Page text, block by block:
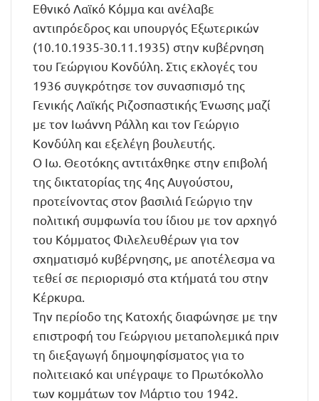
Εθνικό Λαϊκό Κόμμα και ανέλαβε
αντιπρόεδρος και υπουργός Εξωτερικών
(10.10.1935-30.11.1935) στην κυβέρνηση
του Γεώργιου Κονδύλη. Στις εκλογές του
1936 συγκρότησε τον συνασπισμό της
Γενικής Λαϊκής Ριζοσπαστικής Ένωσης μαζί
με τον Ιωάννη Ράλλη και τον Γεώργιο
Κονδύλη και εξελέγη βουλευτής.
Ο Ιω. Θεοτόκης αντιτάχθηκε στην επιβολή
της δικτατορίας της 4ης Αυγούστου,
προτείνοντας στον βασιλιά Γεώργιο την
πολιτική συμφωνία του ίδιου με τον αρχηγό
του Κόμματος Φιλελευθέρων για τον
σχηματισμό κυβέρνησης, με αποτέλεσμα να
τεθεί σε περιορισμό στα κτήματά του στην
Κέρκυρα.
Την περίοδο της Κατοχής διαφώνησε με την
επιστροφή του Γεώργιου μεταπολεμικά πριν
τη διεξαγωγή δημοψηφίσματος για το
πολιτειακό και υπέγραψε το Πρωτόκολλο
των κομμάτων τον Μάρτιο του 1942.